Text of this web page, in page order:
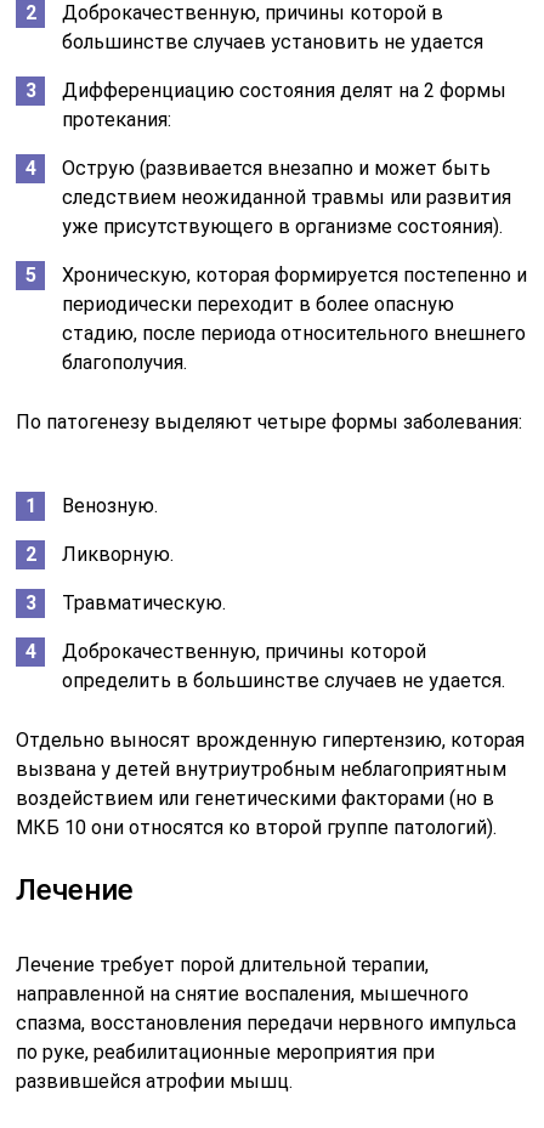
Доброкачественную, причины которой в
большинстве случаев установить не удается
Дифференциацию состояния делят на 2 формы
протекания:
Острую (развивается внезапно и может быть
следствием неожиданной травмы или развития
уже присутствующего в организме состояния).
Хроническую, которая формируется постепенно и
периодически переходит в более опасную
стадию, после периода относительного внешнего
благополучия.
По патогенезу выделяют четыре формы заболевания:
Венозную.
Ликворную.
Травматическую.
Доброкачественную, причины которой
определить в большинстве случаев не удается.
Отдельно выносят врожденную гипертензию, которая
вызвана у детей внутриутробным неблагоприятным
воздействием или генетическими факторами (но в
МКБ 10 они относятся ко второй группе патологий).
Лечение
Лечение требует порой длительной терапии,
направленной на снятие воспаления, мышечного
спазма, восстановления передачи нервного импульса
по руке, реабилитационные мероприятия при
развившейся атрофии мышц.